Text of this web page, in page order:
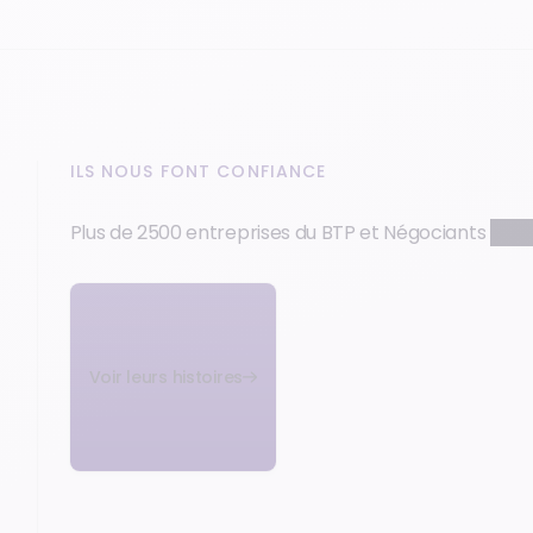
ILS NOUS FONT CONFIANCE
Plus de 2500 entreprises du BTP et Négociants
Voir leurs histoires